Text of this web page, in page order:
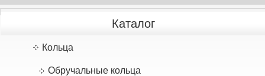
Каталог
Кольца
Обручальные кольца